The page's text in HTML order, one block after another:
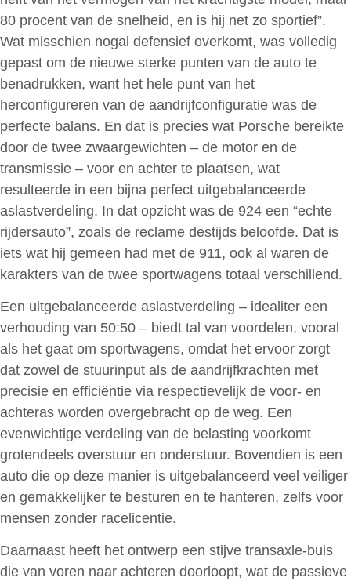
80 procent van de snelheid, en is hij net zo sportief”.
Wat misschien nogal defensief overkomt, was volledig
gepast om de nieuwe sterke punten van de auto te
benadrukken, want het hele punt van het
herconfigureren van de aandrijfconfiguratie was de
perfecte balans. En dat is precies wat Porsche bereikte
door de twee zwaargewichten – de motor en de
transmissie – voor en achter te plaatsen, wat
resulteerde in een bijna perfect uitgebalanceerde
aslastverdeling. In dat opzicht was de 924 een “echte
rijdersauto”, zoals de reclame destijds beloofde. Dat is
iets wat hij gemeen had met de 911, ook al waren de
karakters van de twee sportwagens totaal verschillend.
Een uitgebalanceerde aslastverdeling – idealiter een
verhouding van 50:50 – biedt tal van voordelen, vooral
als het gaat om sportwagens, omdat het ervoor zorgt
dat zowel de stuurinput als de aandrijfkrachten met
precisie en efficiëntie via respectievelijk de voor- en
achteras worden overgebracht op de weg. Een
evenwichtige verdeling van de belasting voorkomt
grotendeels overstuur en onderstuur. Bovendien is een
auto die op deze manier is uitgebalanceerd veel veiliger
en gemakkelijker te besturen en te hanteren, zelfs voor
mensen zonder racelicentie.
Daarnaast heeft het ontwerp een stijve transaxle-buis
die van voren naar achteren doorloopt, wat de passieve